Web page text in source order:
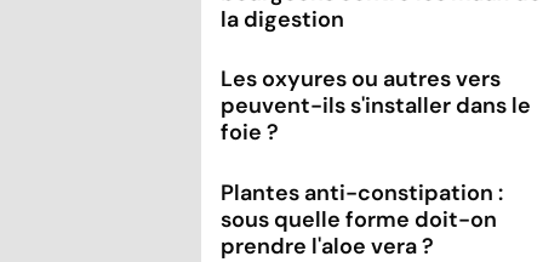
la digestion
Les oxyures ou autres vers
peuvent-ils s'installer dans le
foie ?
Plantes anti-constipation :
sous quelle forme doit-on
prendre l'aloe vera ?